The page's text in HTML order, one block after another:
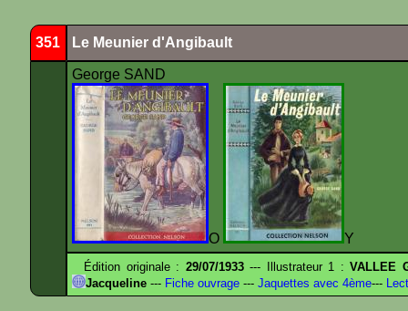
351 Le Meunier d'Angibault
George SAND
O Y
Édition originale : 29/07/1933--- Illustrateur 1 :VALLEE
Jacqueline --- Fiche ouvrage --- Jaquettes avec 4ème---